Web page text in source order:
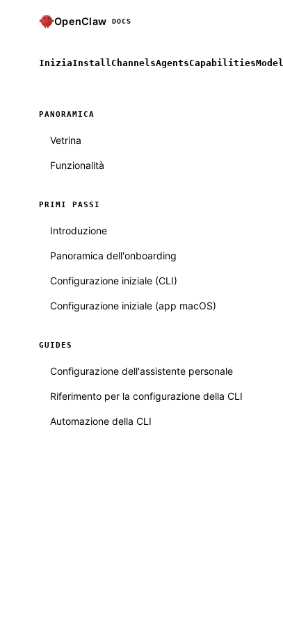
OpenClaw DOCS
IniziaInstall ChannelsAgentsCapabilities
PANORAMICA
Vetrina
Funzionalità
PRIMI PASSI
Introduzione
Panoramica dell'onboarding
Configurazione iniziale (CLI)
Configurazione iniziale (app macOS)
GUIDES
Configurazione dell'assistente personale
Riferimento per la configurazione della CLI
Automazione della CLI